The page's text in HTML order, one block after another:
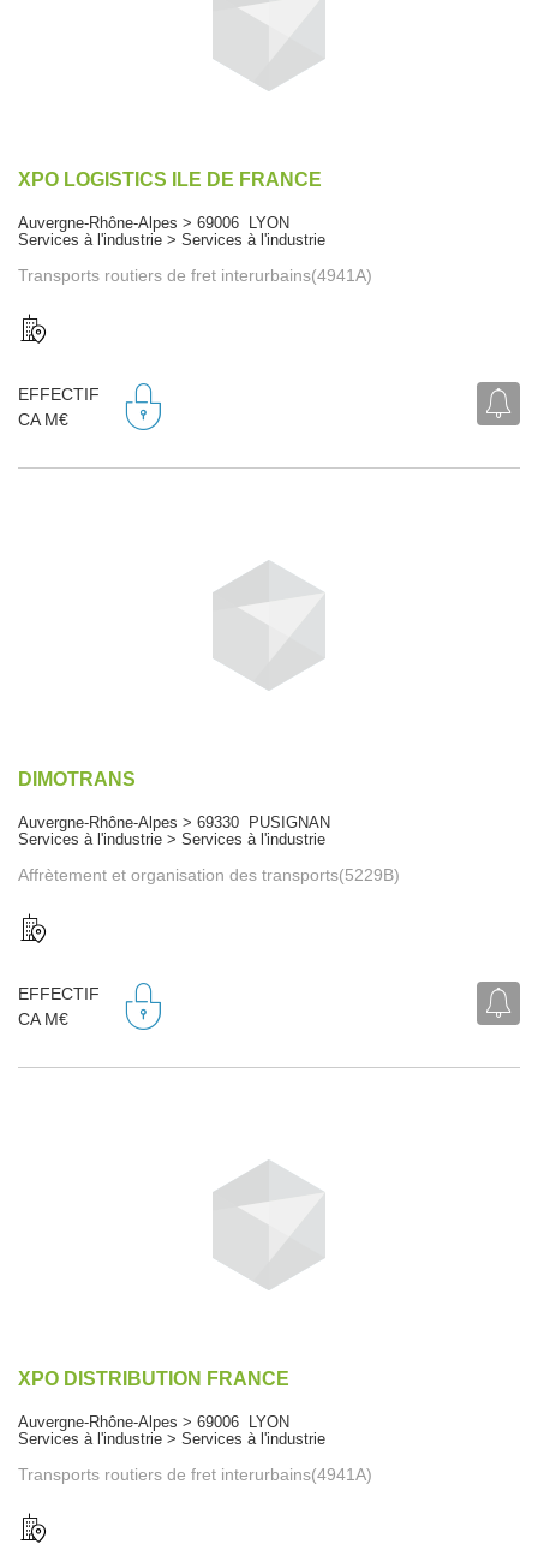
XPO LOGISTICS ILE DE FRANCE
Auvergne-Rhône-Alpes > 69006 LYON
Services à l'industrie > Services à l'industrie
Transports routiers de fret interurbains(4941A)
EFFECTIF
CA M€
DIMOTRANS
Auvergne-Rhône-Alpes > 69330 PUSIGNAN
Services à l'industrie > Services à l'industrie
Affrètement et organisation des transports(5229B)
EFFECTIF
CA M€
XPO DISTRIBUTION FRANCE
Auvergne-Rhône-Alpes > 69006 LYON
Services à l'industrie > Services à l'industrie
Transports routiers de fret interurbains(4941A)